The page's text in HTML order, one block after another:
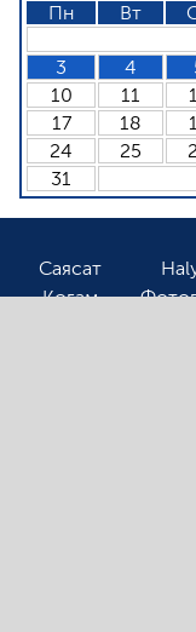
Пн Вт
3
4
10
11
17
18
24
25
31
Саясат
Қоғам